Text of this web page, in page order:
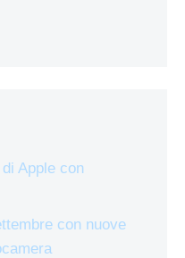
Apple con
con nuove